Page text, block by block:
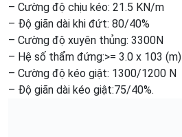
– Cường độ chịu kéo: 21.5 KN/m
– Độ giãn dài khi đứt: 80/40%
– Cường độ xuyên thủng: 3300N
– Hệ số thẩm đứng:>= 3.0 x 103 (m)
– Cường độ kéo giật: 1300/1200 N
– Độ giãn dài kéo giật:75/40%.